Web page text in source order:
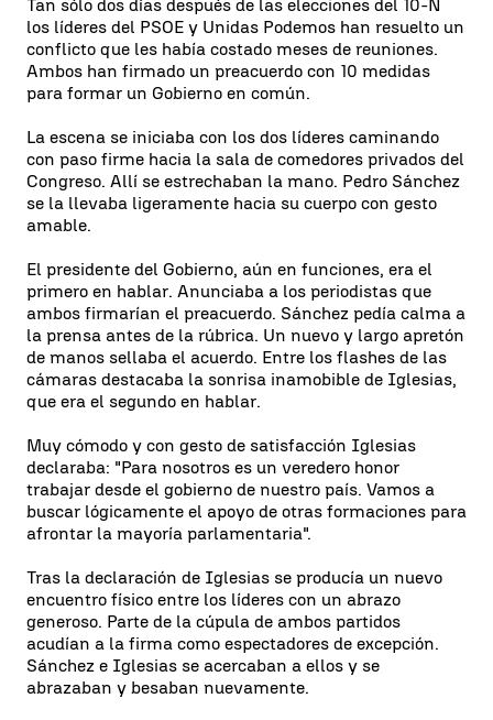
Tan sólo dos días después de las elecciones del 10-N
los líderes del PSOE y Unidas Podemos han resuelto un
conflicto que les había costado meses de reuniones.
Ambos han firmado un preacuerdo con 10 medidas
para formar un Gobierno en común.
La escena se iniciaba con los dos líderes caminando
con paso firme hacia la sala de comedores privados del
Congreso. Allí se estrechaban la mano. Pedro Sánchez
se la llevaba ligeramente hacia su cuerpo con gesto
amable.
El presidente del Gobierno, aún en funciones, era el
primero en hablar. Anunciaba a los periodistas que
ambos firmarían el preacuerdo. Sánchez pedía calma a
la prensa antes de la rúbrica. Un nuevo y largo apretón
de manos sellaba el acuerdo. Entre los flashes de las
cámaras destacaba la sonrisa inamobible de Iglesias,
que era el segundo en hablar.
Muy cómodo y con gesto de satisfacción Iglesias
declaraba: "Para nosotros es un veredero honor
trabajar desde el gobierno de nuestro país. Vamos a
buscar lógicamente el apoyo de otras formaciones para
afrontar la mayoría parlamentaria".
Tras la declaración de Iglesias se producía un nuevo
encuentro físico entre los líderes con un abrazo
generoso. Parte de la cúpula de ambos partidos
acudían a la firma como espectadores de excepción.
Sánchez e Iglesias se acercaban a ellos y se
abrazaban y besaban nuevamente.